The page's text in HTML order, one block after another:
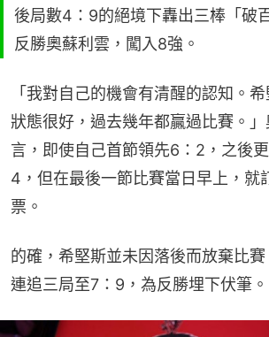
後局數4：9的絕境下轟出三棒「破
反勝奧蘇利雲，闖入8強。
「我對自己的機會有清醒的認知。
狀態很好，過去幾年都贏過比賽。
言，即使自己首節領先6：2，之後
4，但在最後一節比賽當日早上，就
票。
的確，希堅斯並未因落後而放棄比
連追三局至7：9，為反勝埋下伏筆。